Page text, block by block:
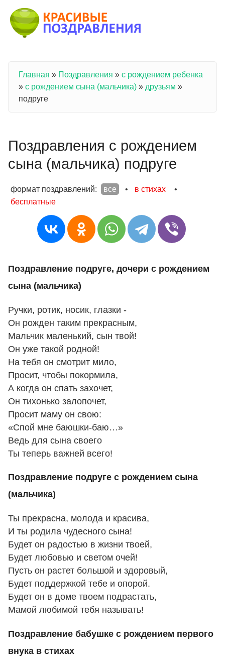
Вы здесь
Главная » Поздравления » с рождением ребенка
» с рождением сына (мальчика) » друзьям »
подруге
Поздравления с рождением
сына (мальчика) подруге
формат поздравлений: все • в стихах
•
бесплатные
Поздравление подруге, дочери с рождением
сына (мальчика)
Ручки, ротик, носик, глазки -
Он рожден таким прекрасным,
Мальчик маленький, сын твой!
Он уже такой родной!
На тебя он смотрит мило,
Просит, чтобы покормила,
А когда он спать захочет,
Он тихонько залопочет,
Просит маму он свою:
«Спой мне баюшки-баю…»
Ведь для сына своего
Ты теперь важней всего!
Поздравление подруге с рождением сына
(мальчика)
Ты прекрасна, молода и красива,
И ты родила чудесного сына!
Будет он радостью в жизни твоей,
Будет любовью и светом очей!
Пусть он растет большой и здоровый,
Будет поддержкой тебе и опорой.
Будет он в доме твоем подрастать,
Мамой любимой тебя называть!
Поздравление бабушке с рождением первого
внука в стихах